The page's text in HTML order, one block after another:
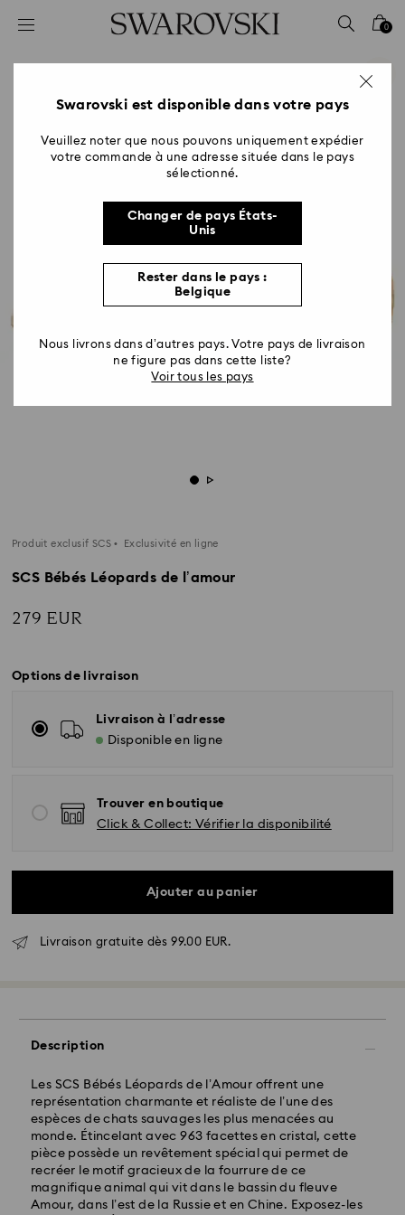
Accesskeys list
2 - Footer
0
Produit exclusif SCS Exclusivité en ligne
SCS Bébés Léopards de l’amour
279 EUR
Options de livraison
Livraison à l’adresse
Disponible en ligne
Trouver en boutique
Click & Collect: Vérifier la disponibilité
Ajouter au panier
Livraison gratuite dès 99.00 EUR.
Description
Les SCS Bébés Léopards de l’Amour offrent une
représentation charmante et réaliste de l’une des
espèces de chats sauvages les plus menacées au
monde. Étincelant avec 963 facettes en cristal, cette
pièce possède un revêtement spécial qui permet de
recréer le motif gracieux de la fourrure de ce
magnifique animal qui vit dans le bassin du fleuve
Amour, dans l’est de la Russie et en Chine. Exposez-les
ouvrable même
Délai de livraison standard: 2 jour ouvrable après
traitement et expédition
Frais de livraison standard: EUR 6.95
Livraison standard offerte à partir de : EUR 99
Swarovski est disponible dans votre pays
Veuillez noter que nous pouvons uniquement expédier
votre commande à une adresse située dans le pays
sélectionné.
Changer de pays États-
Unis
Rester dans le pays :
Belgique
Nous livrons dans d’autres pays. Votre pays de livraison
ne figure pas dans cette liste?
Voir tous les pays